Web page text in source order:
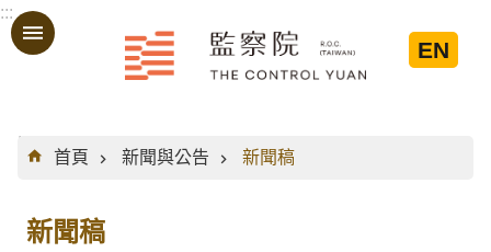
跳到主要內容區塊
:::
EN
:::
首頁
新聞與公告 新聞稿
新聞稿